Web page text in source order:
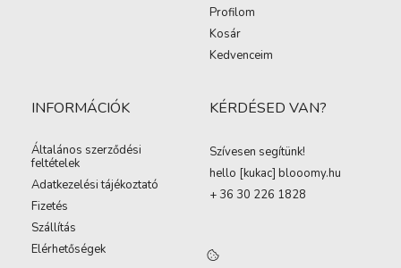
Profilom
Kosár
Kedvenceim
INFORMÁCIÓK
Általános szerződési
feltételek
Adatkezelési tájékoztató
Fizetés
Szállítás
Elérhetőségek
KÉRDÉSED VAN?
Szívesen segítünk!
hello [kukac] blooomy.hu
+ 36 30 226 1828